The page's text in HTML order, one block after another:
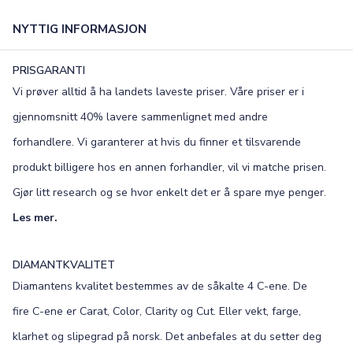
FONT
Colonna Edwardian
NYTTIG INFORMASJON
PRISGARANTI
Vi prøver alltid å ha landets laveste priser. Våre priser er i
gjennomsnitt 40% lavere sammenlignet med andre
forhandlere. Vi garanterer at hvis du finner et tilsvarende
produkt billigere hos en annen forhandler, vil vi matche prisen.
Gjør litt research og se hvor enkelt det er å spare mye penger.
Les mer.
DIAMANTKVALITET
Diamantens kvalitet bestemmes av de såkalte 4 C-ene. De
fire C-ene er Carat, Color, Clarity og Cut. Eller vekt, farge,
klarhet og slipegrad på norsk. Det anbefales at du setter deg